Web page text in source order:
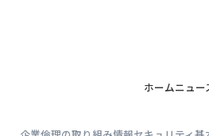
ホームニュー